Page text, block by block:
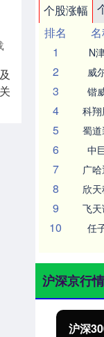
个股涨幅
排名
1
N
2 威
3 锴
4 科
5 蜀
6 中
7 广
8 欣
9 飞
10 任
沪深京行
沪深